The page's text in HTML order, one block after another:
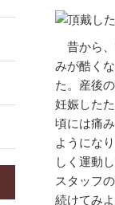
昔から、
みが酷く
た。産後
妊娠した
頃には痛
ようにな
しく運動
スタッフ
続けてみ